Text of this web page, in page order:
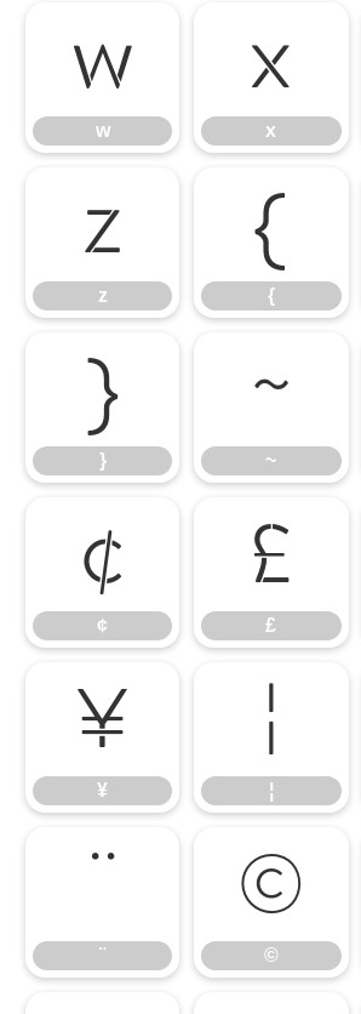
w
w
x
x
z
z
{
{
}
}
~
~
¢
¢
£
£
¥
¥
¦
¦
¨
¨
©
©